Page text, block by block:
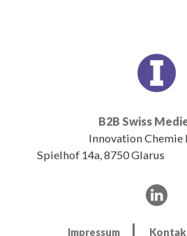
B2B Swiss
Innovation Chemie
Spielhof 14a, 8750 Glarus
Impressum